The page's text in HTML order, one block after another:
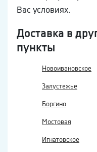
Вас условиях.
Доставка в
пункты
Новоивановское
Залустежье
Боргино
Мостовая
Игнатовское